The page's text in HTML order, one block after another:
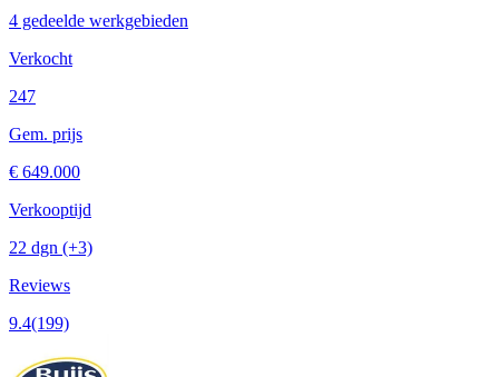
4 gedeelde werkgebieden
Verkocht
247
Gem. prijs
€ 649.000
Verkooptijd
22 dgn (+3)
Reviews
9.4(199)